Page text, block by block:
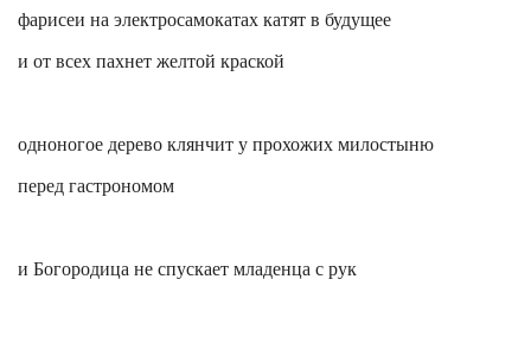
фарисеи на электросамокатах катят в будущее
и от всех пахнет желтой краской
одноногое дерево клянчит у прохожих милостыню
перед гастрономом
и Богородица не спускает младенца с рук